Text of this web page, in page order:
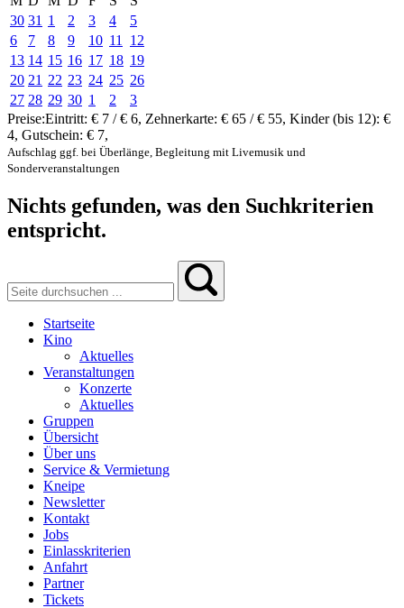
30 31 1 2 3 4
5
6
7 8 9 10 11
12
13 14 15 16 17 18 19
20 21 22 23 24 25 26
27 28 29 30 1 2
3
Preise:Eintritt: € 7 / € 6, Zehnerkarte: € 65 / € 55, Kinder (bis 12): €
4, Gutschein: € 7,
Aufschlag ggf. bei Überlänge, Begleitung mit Livemusik und
Sonderveranstaltungen
Nichts gefunden, was den Suchkriterien
entspricht.
Startseite
Kino
Aktuelles
Veranstaltungen
Konzerte
Aktuelles
Gruppen
Übersicht
Über uns
Service & Vermietung
Kneipe
Newsletter
Kontakt
Jobs
Einlasskriterien
Anfahrt
Partner
Tickets